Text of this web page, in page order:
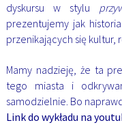
dyskursu w stylu
prezentujemy jak
przenikających się kultur,
Mamy nadzieję, że ta
tego miasta i
samodzielnie. Bo
Link do wykładu na